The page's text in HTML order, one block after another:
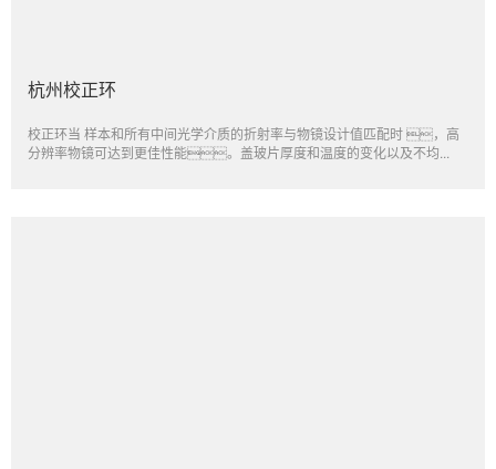
杭州校正环
校正环当 样本和所有中间光学介质的折射率与物镜设计值匹配时 ，高
分辨率物镜可达到更佳性能。盖玻片厚度和温度的变化以及不均...